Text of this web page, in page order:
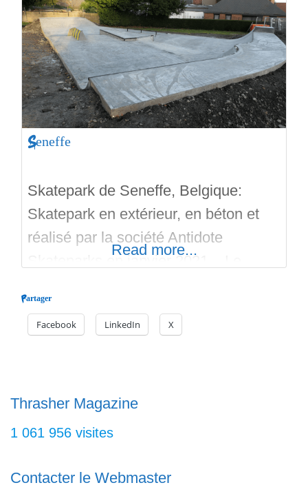
Seneffe
Skatepark de Seneffe, Belgique:
Skatepark en extérieur, en béton et
réalisé par la société Antidote
Skateparks en janvier 2021. Le
modules sont plaisant pour les riders.
Des courbes de tailles moyennes
envoient sur des modules de street
Read more...
Partager
Facebook LinkedIn X
Thrasher Magazine
1 061 956 visites
Contacter le Webmaster